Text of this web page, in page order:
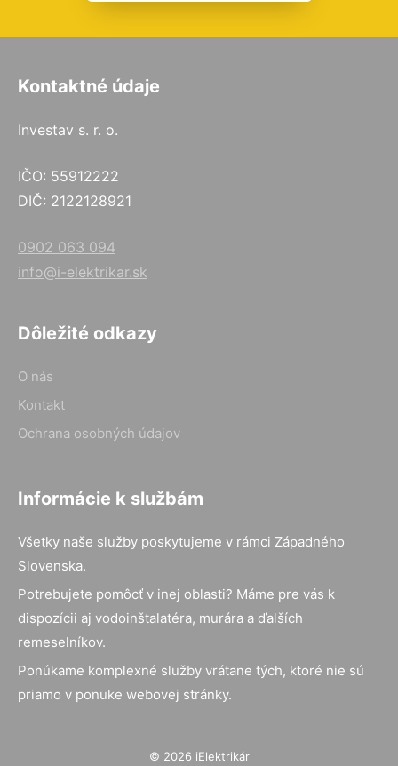
Kontaktné údaje
Investav s. r. o.
IČO: 55912222
DIČ: 2122128921
0902 063 094
info@i-elektrikar.sk
Dôležité odkazy
O nás
Kontakt
Ochrana osobných údajov
Informácie k službám
Všetky naše služby poskytujeme v rámci Západného
Slovenska.
Potrebujete pomôcť v inej oblasti? Máme pre vás k
dispozícii aj vodoinštalatéra, murára a ďalších
remeselníkov.
Ponúkame komplexné služby vrátane tých, ktoré nie sú
priamo v ponuke webovej stránky.
© 2026 iElektrikár